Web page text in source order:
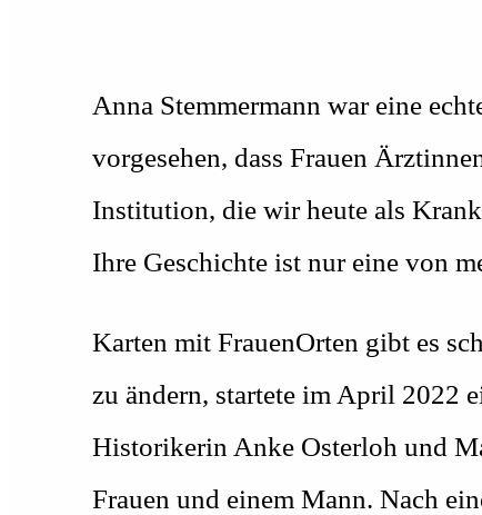
Anna Stemmermann war eine
vorgesehen, dass Frauen
Institution, die wir heute als
Ihre Geschichte ist nur eine von
Karten mit FrauenOrten gibt es
zu ändern, startete im April 2022
Historikerin Anke Osterloh und
Frauen und einem Mann. Nach